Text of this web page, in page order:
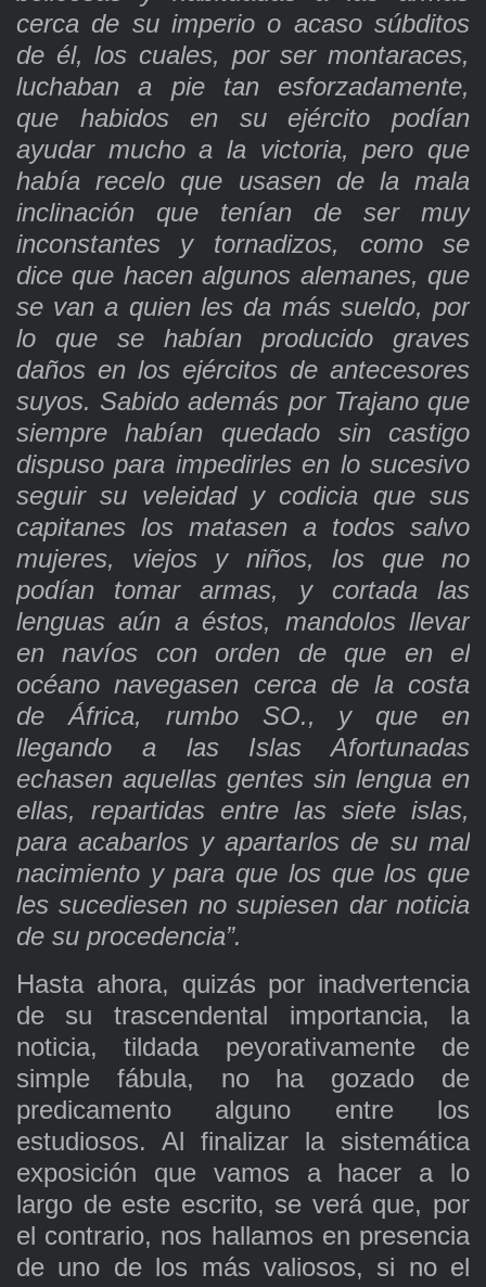
cerca de su imperio o acaso súbditos
de él, los cuales, por ser montaraces,
luchaban a pie tan esforzadamente,
que habidos en su ejército podían
ayudar mucho a la victoria, pero que
había recelo que usasen de la mala
inclinación que tenían de ser muy
inconstantes y tornadizos, como se
dice que hacen algunos alemanes, que
se van a quien les da más sueldo, por
lo que se habían producido graves
daños en los ejércitos de antecesores
suyos. Sabido además por Trajano que
siempre habían quedado sin castigo
dispuso para impedirles en lo sucesivo
seguir su veleidad y codicia que sus
capitanes los matasen a todos salvo
mujeres, viejos y niños, los que no
podían tomar armas, y cortada las
lenguas aún a éstos, mandolos llevar
en navíos con orden de que en el
océano navegasen cerca de la costa
de África, rumbo SO., y que en
llegando a las Islas Afortunadas
echasen aquellas gentes sin lengua en
ellas, repartidas entre las siete islas,
para acabarlos y apartarlos de su mal
nacimiento y para que los que los que
les sucediesen no supiesen dar noticia
de su procedencia”.
Hasta ahora, quizás por inadvertencia
de su trascendental importancia, la
noticia, tildada peyorativamente de
simple fábula, no ha gozado de
predicamento alguno entre los
estudiosos. Al finalizar la sistemática
exposición que vamos a hacer a lo
largo de este escrito, se verá que, por
el contrario, nos hallamos en presencia
de uno de los más valiosos, si no el